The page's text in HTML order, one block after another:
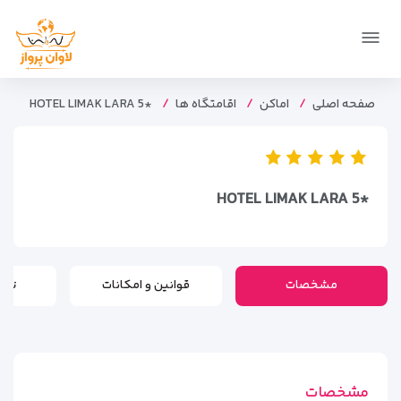
صفحه اصلی اماکن اقامتگاه ها *HOTEL LIMAK LARA 5
*HOTEL LIMAK LARA 5
مشخصات قوانین و امکانات
مشخصات